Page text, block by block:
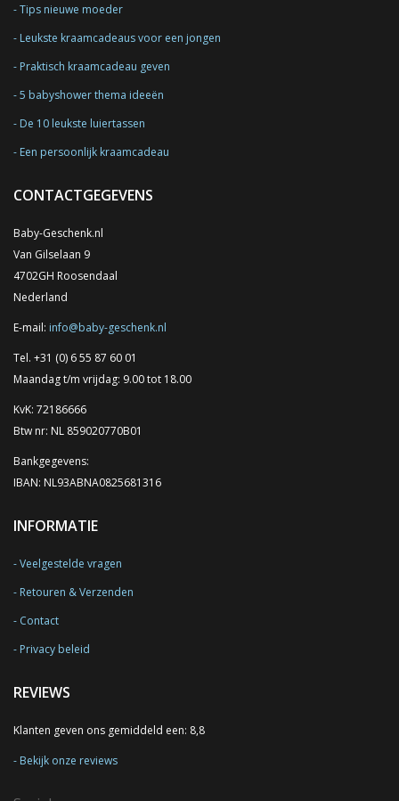
Tips nieuwe moeder
Leukste kraamcadeaus voor een jongen
Praktisch kraamcadeau geven
5 babyshower thema ideeën
De 10 leukste luiertassen
Een persoonlijk kraamcadeau
CONTACTGEGEVENS
Baby-Geschenk.nl
Van Gilselaan 9
4702GH Roosendaal
Nederland
E-mail: info@baby-geschenk.nl
Tel. +31 (0) 6 55 87 60 01
Maandag t/m vrijdag: 9.00 tot 18.00
KvK: 72186666
Btw nr: NL 859020770B01
Bankgegevens:
IBAN: NL93ABNA0825681316
INFORMATIE
Veelgestelde vragen
Retouren & Verzenden
Contact
Privacy beleid
REVIEWS
Klanten geven ons gemiddeld een: 8,8
Bekijk onze reviews